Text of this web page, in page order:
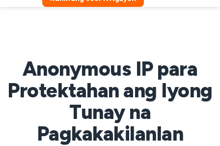
Anonymous IP para
Protektahan ang Iyong
Tunay na
Pagkakakilanlan